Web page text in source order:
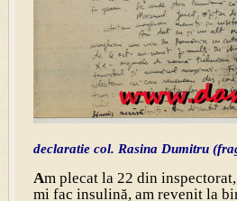
declaratie col. Rasina Dumitru
Am plecat la 22 din
mi fac insulină, am revenit la